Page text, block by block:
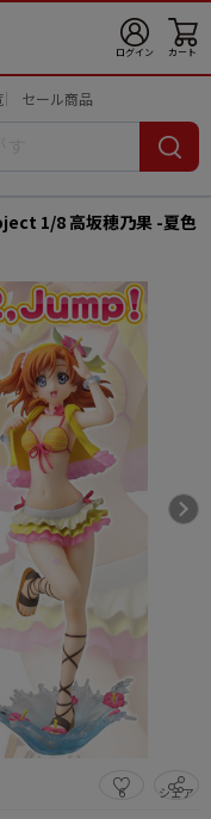
ログイン カート
セール商品
1/8 高坂穂乃果 -夏色
6 シェア